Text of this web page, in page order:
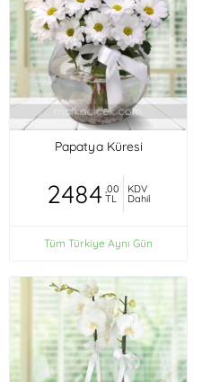
Papatya Küresi
2484 ,00
TL
KDV
Dahil
Tüm Türkiye Aynı Gün